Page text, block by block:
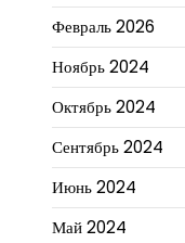
Февраль 2026
Ноябрь 2024
Октябрь 2024
Сентябрь 2024
Июнь 2024
Май 2024